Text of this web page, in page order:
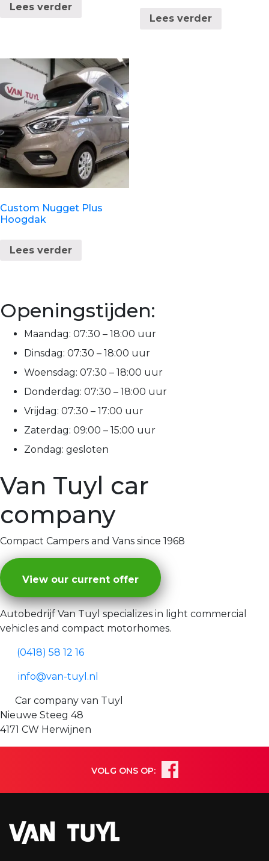
Lees verder
Lees verder
Custom Nugget Plus
Hoogdak
Lees verder
Openingstijden:
Maandag: 07:30 – 18:00 uur
Dinsdag: 07:30 – 18:00 uur
Woensdag: 07:30 – 18:00 uur
Donderdag: 07:30 – 18:00 uur
Vrijdag: 07:30 – 17:00 uur
Zaterdag: 09:00 – 15:00 uur
Zondag: gesloten
Van Tuyl car
company
Compact Campers and Vans since 1968
View our current offer
Autobedrijf Van Tuyl specializes in light commercial
vehicles and compact motorhomes.
(0418) 58 12 16
info@van-tuyl.nl
Car company van Tuyl
Nieuwe Steeg 48
4171 CW Herwijnen
VOLG ONS OP: